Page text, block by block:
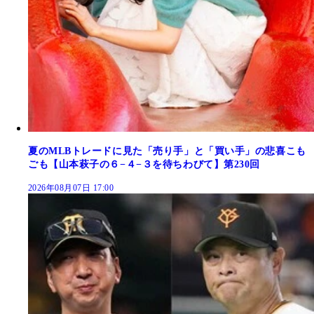
夏のMLBトレードに見た「売り手」と「買い手」の悲喜こも
ごも【山本萩子の６−４−３を待ちわびて】第230回
2026年08月07日 17:00